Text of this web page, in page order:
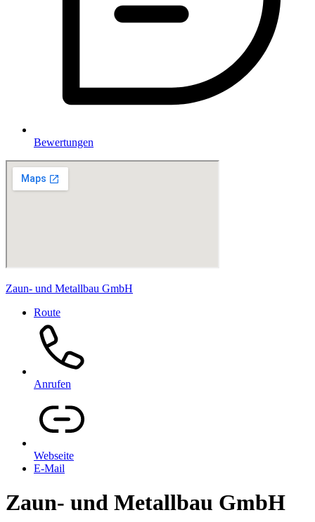
Bewertungen
Zaun- und Metallbau GmbH
Route
Anrufen
Webseite
E-Mail
Zaun- und Metallbau GmbH